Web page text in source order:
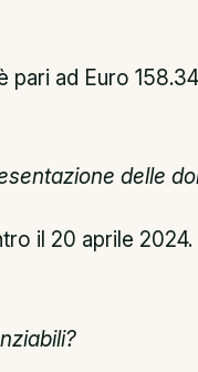
pari ad Euro
delle
il 20 aprile 2024.